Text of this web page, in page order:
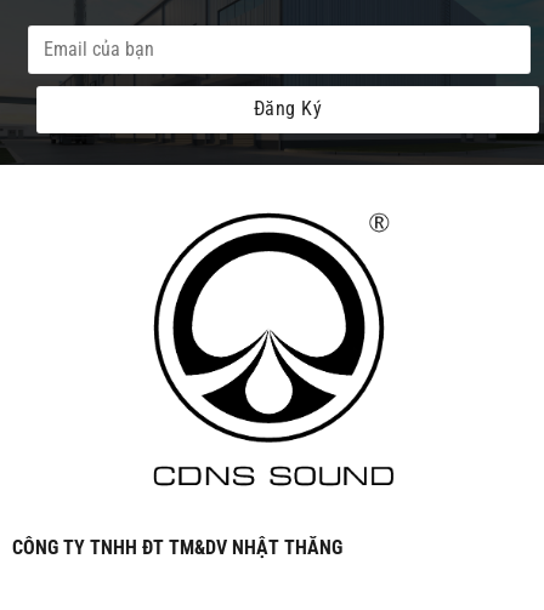
CÔNG TY TNHH ĐT TM&DV NHẬT THĂNG